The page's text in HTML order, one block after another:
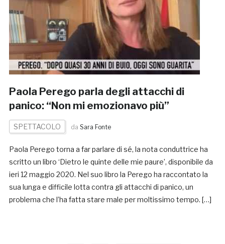
Paola Perego parla degli attacchi di
panico: “Non mi emozionavo più”
SPETTACOLO da Sara Fonte
Paola Perego torna a far parlare di sé, la nota conduttrice ha
scritto un libro ‘Dietro le quinte delle mie paure’, disponibile da
ieri 12 maggio 2020. Nel suo libro la Perego ha raccontato la
sua lunga e difficile lotta contra gli attacchi di panico, un
problema che l’ha fatta stare male per moltissimo tempo. […]